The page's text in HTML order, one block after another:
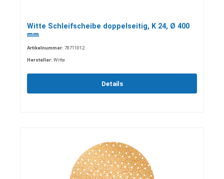
Witte Schleifscheibe doppelseitig, K 24, Ø 400
mm
Artikelnummer: 78711012
Hersteller: Witte
Details